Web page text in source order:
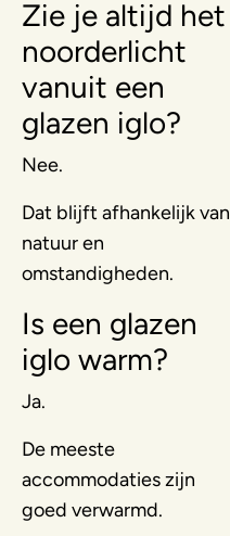
Zie je altijd het
noorderlicht
vanuit een
glazen iglo?
Nee.
Dat blijft afhankelijk van
natuur en
omstandigheden.
Is een glazen
iglo warm?
Ja.
De meeste
accommodaties zijn
goed verwarmd.